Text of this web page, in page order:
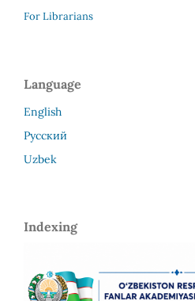
For Librarians
Language
English
Русский
Uzbek
Indexing